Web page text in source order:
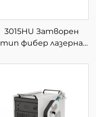
3015HU Затворен
тип фибер лазерна
автоматично
разтоварване на
материали